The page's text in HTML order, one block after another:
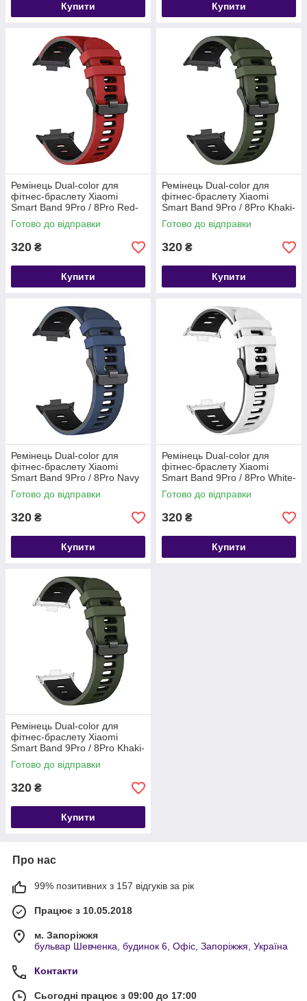
Купити Купити
Ремінець Dual-color для
фітнес-браслету Xiaomi
Smart Band 9Pro / 8Pro Red-
black
Готово до відправки
320 ₴
Купити
Ремінець Dual-color для
фітнес-браслету Xiaomi
Smart Band 9Pro / 8Pro Khaki-
black
Готово до відправки
320 ₴
Купити
Ремінець Dual-color для
фітнес-браслету Xiaomi
Smart Band 9Pro / 8Pro Navy
blue-black
Готово до відправки
320 ₴
Купити
Ремінець Dual-color для
фітнес-браслету Xiaomi
Smart Band 9Pro / 8Pro White-
black-silver
Готово до відправки
320 ₴
Купити
Ремінець Dual-color для
фітнес-браслету Xiaomi
Smart Band 9Pro / 8Pro Khaki-
black-silver
Готово до відправки
320 ₴
Купити
Про нас
99% позитивних з 157 відгуків за рік
Працює з 10.05.2018
м. Запоріжжя
бульвар Шевченка, будинок 6, Офіс, Запоріжжя, Україна
Контакти
Сьогодні працює з 09:00 до 17:00